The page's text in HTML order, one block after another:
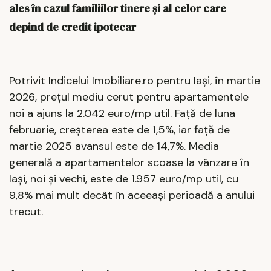
ales în cazul familiilor tinere și al celor care
depind de credit ipotecar
Potrivit Indicelui Imobiliare.ro pentru Iași, în martie
2026, prețul mediu cerut pentru apartamentele
noi a ajuns la 2.042 euro/mp util. Față de luna
februarie, creșterea este de 1,5%, iar față de
martie 2025 avansul este de 14,7%. Media
generală a apartamentelor scoase la vânzare în
Iași, noi și vechi, este de 1.957 euro/mp util, cu
9,8% mai mult decât în aceeași perioadă a anului
trecut.